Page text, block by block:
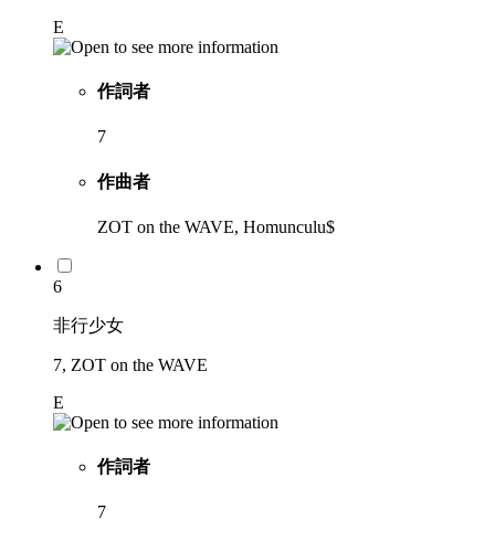
E
作詞者
7
作曲者
ZOT on the WAVE, Homunculu$
6
非行少女
7, ZOT on the WAVE
E
作詞者
7